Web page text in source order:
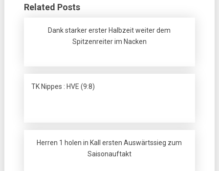
Related Posts
Dank starker erster Halbzeit weiter dem
Spitzenreiter im Nacken
TK Nippes : HVE (9:8)
Herren 1 holen in Kall ersten Auswärtssieg zum
Saisonauftakt